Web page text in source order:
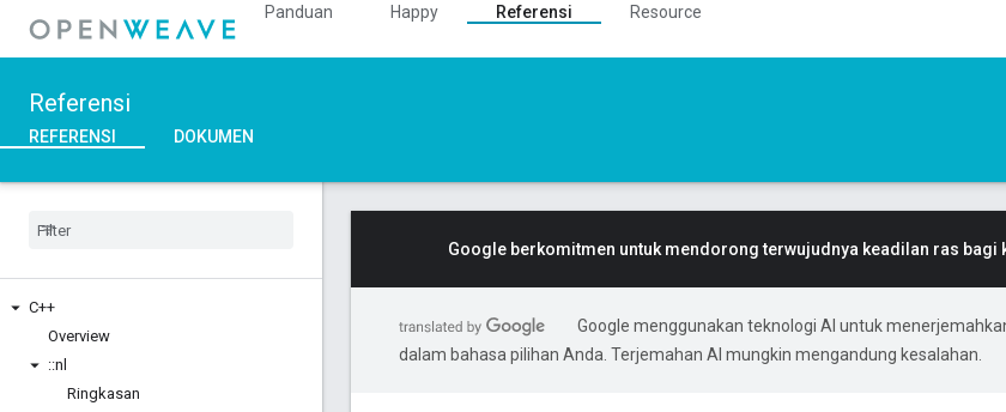
Panduan Happy Referensi
Resource
Referensi
REFERENSI DOKUMEN
C++
Overview
::nl
Ringkasan
Google berkomitmen untuk mendorong terwujudnya keadilan ras bagi
Google menggunakan teknologi AI untuk
dalam bahasa pilihan Anda. Terjemahan AI mungkin mengandung kesalahan.